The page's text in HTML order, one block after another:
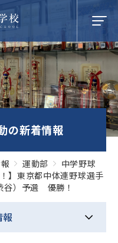
の新着情報
運動部
中学野球
】東京都中体連野球選手
谷）予選 優勝！
報